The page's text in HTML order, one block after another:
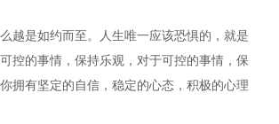
越是如约而至。人生唯一应该恐惧的，就是
控的事情，保持乐观，对于可控的事情，保
拥有坚定的自信，稳定的心态，积极的心理